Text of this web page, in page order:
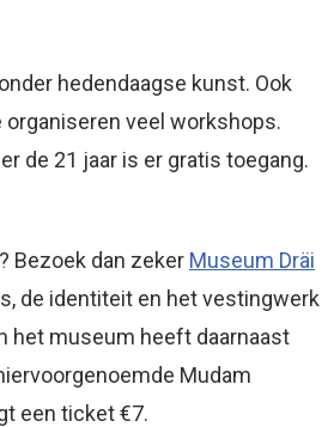
hedendaagse kunst. Ook
veel workshops.
de 21 jaar is er gratis toegang.
Bezoek dan zeker Museum Dräi
de identiteit en het vestingwerk
het museum heeft daarnaast
Mudam
een ticket €7.